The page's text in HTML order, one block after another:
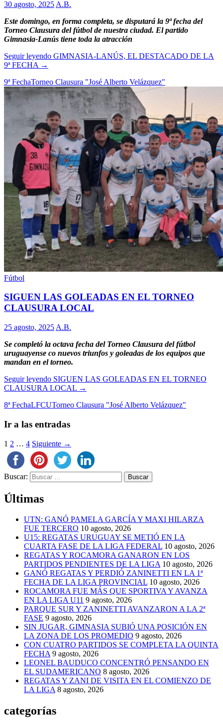
30 agosto, 2025 A.B.
Este domingo, en forma completa, se disputará la 9ª fecha del
Torneo Clausura del fútbol de nuestra ciudad. El partido
Gimnasia-Lanús tiene toda la atracción
Seguir leyendo GIMNASIA-LANÚS, EL DESTACADO DE LA
9ª FECHA →
9ª FechaTorneo Clausura "José Alberto Velázquez"
Fútbol
SIGUEN LAS GOLEADAS EN EL TORNEO
CLAUSURA LOCAL
25 agosto, 2025 A.B.
Se completó la octava fecha del Torneo Clausura del fútbol
uruguayense co nuevos triunfos y goleadas de los equipos que
mandan en el torneo.
Seguir leyendo SIGUEN LAS GOLEADAS EN EL TORNEO
CLAUSURA LOCAL →
8ª FechaLFCUTorneo Clausura "José Alberto Velázquez"
Ir a las entradas
1 2 … 4 Siguiente →
Buscar:
Últimas
UTN: GANÓ PAMELA GARCÍA Y MAXI HILARZA
FUE TERCERO 10 agosto, 2026
U15: REGATAS URUGUAY SE METIÓ EN LA
CUARTA FASE DE LA LIGA FEDERAL 10 agosto, 2026
REGATAS Y ROCAMORA GANARON EN LOS
PARTIDOS PENDIENTES DE LA LIGA 10 agosto, 2026
GANÓ REGATAS Y PERDIÓ ZANINETTI EN LA 1ª
FECHA DE LA LIGA PROVINCIAL 10 agosto, 2026
ROCAMORA FUE MÁS QUE SPORTIVA Y AVANZA
EN LA LIGA U11 9 agosto, 2026
PARQUE SUR Y ZANINETTI AVANZARON A LA 2ª
FASE 9 agosto, 2026
SIN JUGAR, GIMNASIA SUBIÓ UNA POSICIÓN EN
LA ZONA DE LOS PROMEDIO 9 agosto, 2026
CON CUATRO PARTIDOS SE COMPLETA LA QUINTA
FECHA 9 agosto, 2026
LEONEL BAUDUCO CONCENTRÓ PENSANDO EN
EL SUDAMERICANO 8 agosto, 2026
REGATAS Y ZANI DE VISITA EN EL COMIENZO DE
LA LIGA 8 agosto, 2026
categorías